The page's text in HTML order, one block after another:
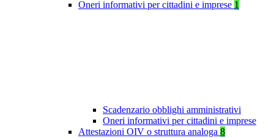
Oneri informativi per cittadini e imprese 1
Scadenzario obblighi amministrativi
Oneri informativi per cittadini e imprese
Attestazioni OIV o struttura analoga 8